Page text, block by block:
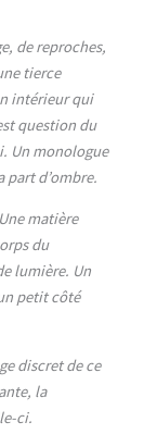
de reproches,
tierce
intérieur qui
question du
Un monologue
part d’ombre.
matière
du
lumière. Un
petit côté
discret de ce
la
ci.